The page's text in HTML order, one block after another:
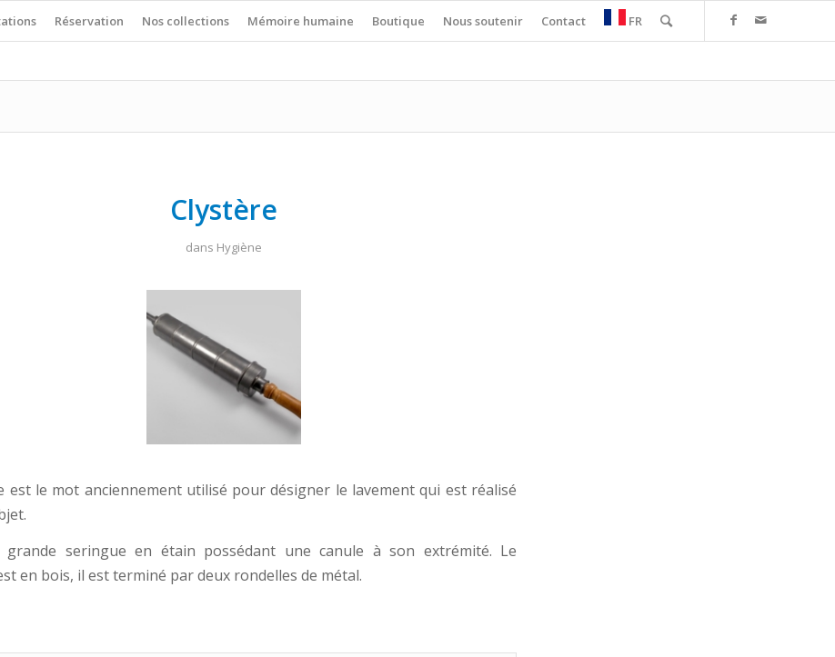
Réservation Nos collections Mémoire humaine Boutique Nous soutenir Contact FR
Clystère
dans Hygiène
est le mot anciennement utilisé pour désigner le lavement qui est réalisé
grande seringue en étain possédant une canule à son extrémité. Le
en bois, il est terminé par deux rondelles de métal.